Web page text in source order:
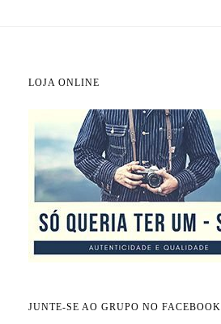
LOJA ONLINE
JUNTE-SE AO GRUPO NO FACEBOOK